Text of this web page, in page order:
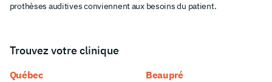
prothèses auditives conviennent aux besoins du patient.
Trouvez votre clinique
Québec
Beaupré